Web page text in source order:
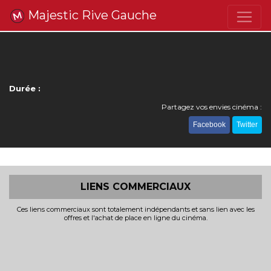
Majestic Rive Gauche
Durée :
Partagez vos envies cinéma :
Facebook Twitter
LIENS COMMERCIAUX
Ces liens commerciaux sont totalement indépendants et sans lien avec les
offres et l'achat de place en ligne du cinéma.